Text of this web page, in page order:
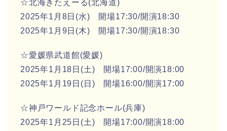
☆北海きたえーる(北海道)
2025年1月8日(水) 開場17:30/開演18:30
2025年1月9日(木) 開場17:30/開演18:30
☆愛媛県武道館(愛媛)
2025年1月18日(土) 開場17:00/開演18:00
2025年1月19日(日) 開場16:00/開演17:00
☆神戸ワールド記念ホール(兵庫)
2025年1月25日(土) 開場17:00/開演18:00